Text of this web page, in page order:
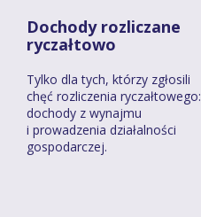
Dochody rozliczane
ryczałtowo
Tylko dla tych, którzy zgłosili
chęć rozliczenia ryczałtowego:
dochody z wynajmu
i prowadzenia działalności
gospodarczej.